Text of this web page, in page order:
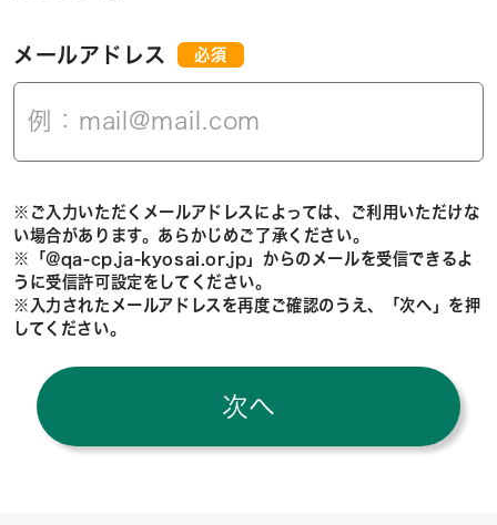
メールアドレス 必須
※ご入力いただくメールアドレスによっては、ご利用いただけな
い場合があります。あらかじめご了承ください。
※「@qa-cp.ja-kyosai.or.jp」からのメールを受信できるよ
うに受信許可設定をしてください。
※入力されたメールアドレスを再度ご確認のうえ、「次へ」を押
してください。
次へ